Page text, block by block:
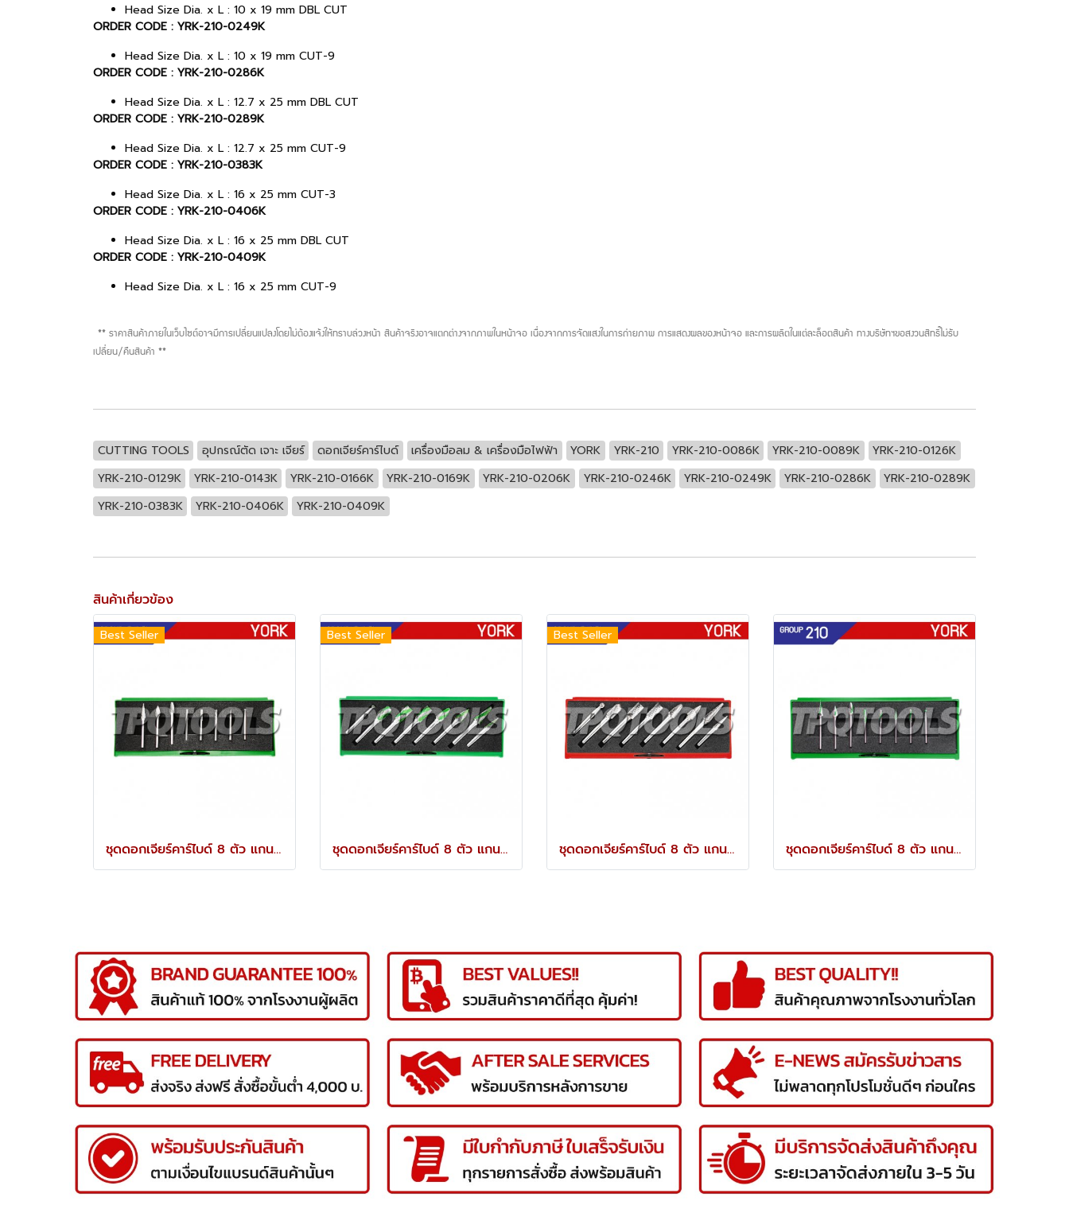
Head Size Dia. x L : 10 x 19 mm DBL CUT
ORDER CODE : YRK-210-0249K
Head Size Dia. x L : 10 x 19 mm CUT-9
ORDER CODE : YRK-210-0286K
Head Size Dia. x L : 12.7 x 25 mm DBL CUT
ORDER CODE : YRK-210-0289K
Head Size Dia. x L : 12.7 x 25 mm CUT-9
ORDER CODE : YRK-210-0383K
Head Size Dia. x L : 16 x 25 mm CUT-3
ORDER CODE : YRK-210-0406K
Head Size Dia. x L : 16 x 25 mm DBL CUT
ORDER CODE : YRK-210-0409K
Head Size Dia. x L : 16 x 25 mm CUT-9
** ราคาสินค้าภายในเว็บไซต์อาจมีการเปลี่ยนแปลงโดยไม่ต้องแจ้งให้ทราบล่วงหน้า สินค้าจริงอาจแตกต่างจากภาพในหน้าจอ เนื่องจากการจัดแสงในการถ่ายภาพ การแสดงผลของหน้าจอ และการผลิตในแต่ละล็อตสินค้า ทางบริษัทฯขอสงวนสิทธิ์ไม่รับ
เปลี่ยน/คืนสินค้า **
CUTTING TOOLS อุปกรณ์ตัด เจาะ เจียร์ ดอกเจียร์คาร์ไบด์ เครื่องมือลม & เครื่องมือไฟฟ้า YORK YRK-210 YRK-210-0086K YRK-210-0089K
YRK-210-0126K
YRK-210-0129K
YRK-210-0143K YRK-210-0166K YRK-210-0169K YRK-210-0206K YRK-210-0246K YRK-210-0249K YRK-210-0286K
YRK-210-0289K
YRK-210-0383K
YRK-210-0406K YRK-210-0409K
สินค้าเกี่ยวข้อง
Best Seller
ชุดดอกเจียร์คาร์ไบด์ 8 ตัว แกน 3 มม. YRK-210-9896K
Best Seller
ชุดดอกเจียร์คาร์ไบด์ 8 ตัว แกน 6 มม. YRK-210-9920K
Best Seller
ชุดดอกเจียร์คาร์ไบด์ 8 ตัว แกน 6 มม. YRK-210-9886K ชุดดอกเจียร์คาร์ไบด์ 8 ตัว แกน 3 มม. YRK-210-9940K